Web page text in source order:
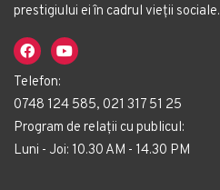
prestigiului ei în cadrul vieții sociale.
Telefon:
0748 124 585, 021 317 51 25
Program de relații cu publicul:
Luni - Joi: 10.30 AM - 14.30 PM